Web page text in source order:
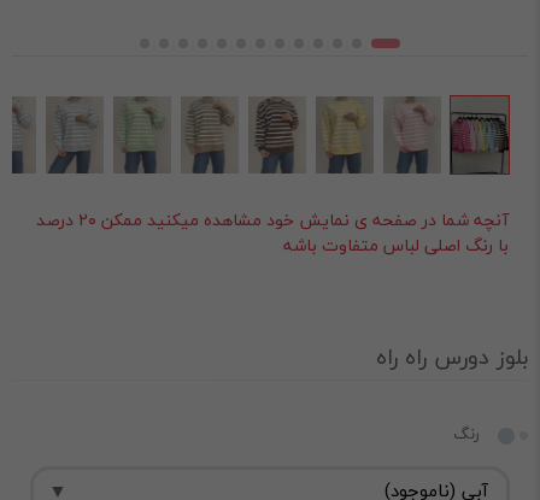
آنچه شما در صفحه ی نمایش خود مشاهده میکنید ممکن ۲۰ درصد
با رنگ اصلی لباس متفاوت باشه
بلوز دورس راه راه
رنگ